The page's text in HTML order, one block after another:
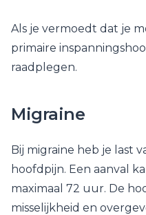
Als je vermoedt dat je
primaire
raadplegen.
Migraine
Bij migraine heb je last
hoofdpijn. Een aanval
maximaal 72 uur. De
misselijkheid en